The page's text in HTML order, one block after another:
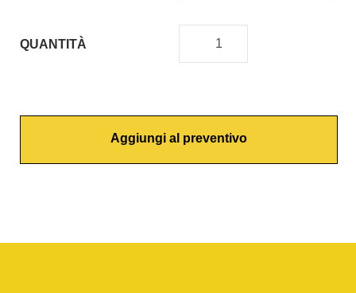
QUANTITÀ
G
L
G
N
Aggiungi al preventivo